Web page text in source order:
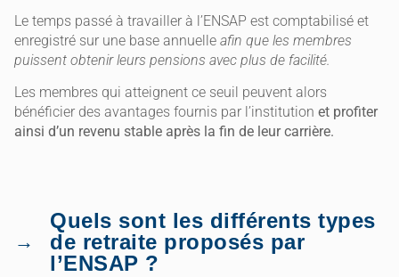
Le temps passé à travailler à l’ENSAP est comptabilisé et
enregistré sur une base annuelle afin que les membres
puissent obtenir leurs pensions avec plus de facilité.
Les membres qui atteignent ce seuil peuvent alors
bénéficier des avantages fournis par l’institution et profiter
ainsi d’un revenu stable après la fin de leur carrière.
Quels sont les différents types
de retraite proposés par
l’ENSAP ?